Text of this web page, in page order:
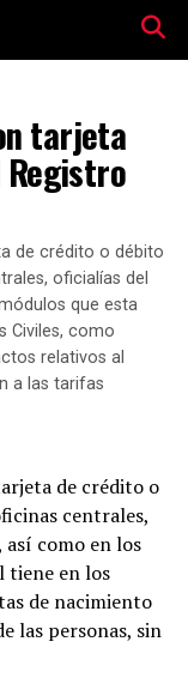
tarjeta
de crédito o débito
oficialías del
que esta
Civiles, como
relativos al
a las tarifas
de crédito o
centrales,
como en los
tiene en los
de nacimiento
las personas, sin